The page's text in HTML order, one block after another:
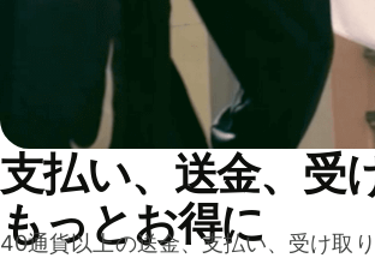
支払い、送金、受
もっとお得に
40通貨以上の送金、支払い、受け取